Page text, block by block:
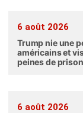
6 août 2026
Trump nie une
américains et
peines de
6 août 2026